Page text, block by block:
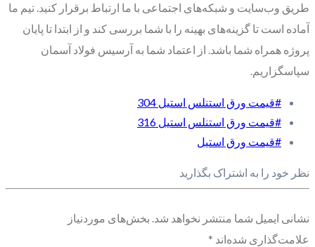
طریق وب‌سایت و شبکه‌های اجتماعی با ما ارتباط برقرار کنید. تیم ما
آماده است تا گزینه‌های بهینه را با شما بررسی کند و از ابتدا تا پایان
پروژه همراه شما باشد. از اعتماد شما به آرسیس فولاد آسمان
سپاسگزاریم.
#قیمت ورق استنلس استیل 304
#قیمت ورق استنلس استیل 316
#قیمت ورق استیل
نظر خود را به اشتراک بگذارید
نشانی ایمیل شما منتشر نخواهد شد. بخش‌های موردنیاز
علامت‌گذاری شده‌اند *